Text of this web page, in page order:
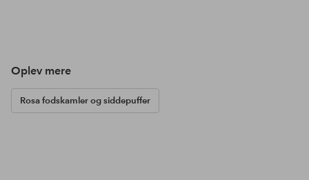
Oplev mere
Rosa fodskamler og siddepuffer